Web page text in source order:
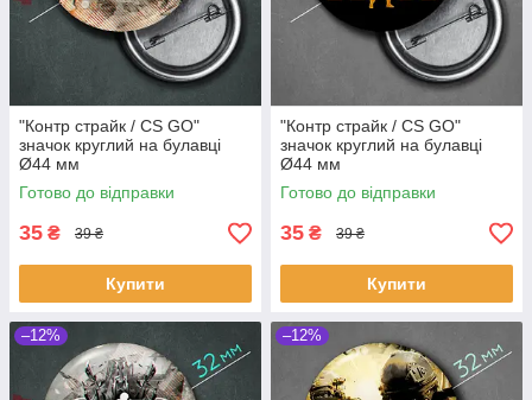
"Контр страйк / CS GO"
значок круглий на булавці
Ø44 мм
Готово до відправки
35 ₴ 39 ₴
Купити
"Контр страйк / CS GO"
значок круглий на булавці
Ø44 мм
Готово до відправки
35 ₴ 39 ₴
Купити
–12% –12%